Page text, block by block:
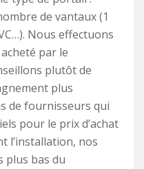
de vantaux (1
Nous effectuons
par le
plutôt de
plus
de fournisseurs qui
pour le prix d’achat
l’installation, nos
plus bas du